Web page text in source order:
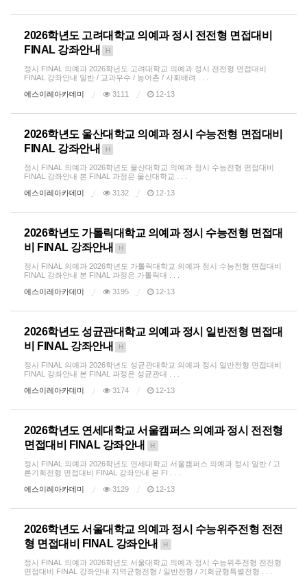
2026학년도 고려대학교 의예과 정시 전전형 면접대비
FINAL 강좌안내
H
정시 FINAL 의예과 2026학년도 고려대학교 의예과 정시 전전형 면접대비
FINAL 강좌안내 일반 / 교과우수 / 농어촌 / 사회배려 . . .
에스이레아카데미
3111 12-13
2026학년도 울산대학교 의예과 정시 수능전형 면접대비
FINAL 강좌안내
H
정시 FINAL 의예과 2026학년도 울산대학교 의예과 정시 수능전형 면접대비
FINAL 강좌안내 본 FINAL 과정은 울산대학교 . . .
에스이레아카데미
3132 12-13
2026학년도 가톨릭대학교 의예과 정시 수능전형 면접대
비 FINAL 강좌안내
H
정시 FINAL 의예과 2026학년도 가톨릭대학교 의예과 정시 수능전형 면접대비
FINAL 강좌안내 본 FINAL 과정은 가톨릭대 . . .
에스이레아카데미
3195 12-13
2026학년도 성균관대학교 의예과 정시 일반전형 면접대
비 FINAL 강좌안내
H
정시 FINAL 의예과 2026학년도 성균관대학교 의예과 정시 일반전형 면접대비
FINAL 강좌안내 본 FINAL 과정은 성균관대 . . .
에스이레아카데미
3174 12-13
2026학년도 연세대학교 서울캠퍼스 의예과 정시 전전형
면접대비 FINAL 강좌안내
H
정시 FINAL 의예과 2026학년도 연세대학교 서울캠퍼스 의예과 정시 일반 / 고
른기회전형 면접대비 FINAL 강좌안내 본 FI . . .
에스이레아카데미
3129 12-13
2026학년도 서울대학교 의예과 정시 수능위주전형 전전
형 면접대비 FINAL 강좌안내
H
정시 FINAL 의예과 2026학년도 서울대학교 의예과 정시 수능위주전형 전전형
면접대비 FINAL 강좌안내 지역균형전형 / 일반전형 / 기회균형특별전형 . . .